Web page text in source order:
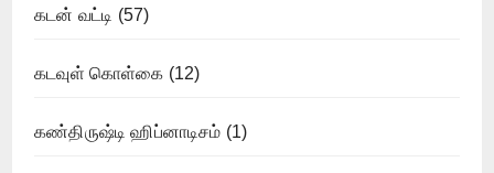
கடன் வட்டி (57)
கடவுள் கொள்கை (12)
கண்திருஷ்டி ஹிப்னாடிசம் (1)